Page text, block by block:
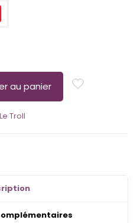
au panier
Le Troll